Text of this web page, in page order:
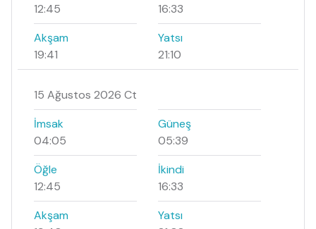
12:45
16:33
Akşam
19:41
Yatsı
21:10
15 Ağustos 2026 Ct
İmsak
04:05
Güneş
05:39
Öğle
12:45
İkindi
16:33
Akşam
Yatsı